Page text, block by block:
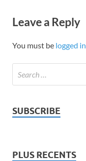
Leave a Reply
You must be logged in
SUBSCRIBE
PLUS RECENTS